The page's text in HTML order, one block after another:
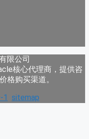
限公司
核心代理商，提供咨
格购买渠道。
1 sitemap